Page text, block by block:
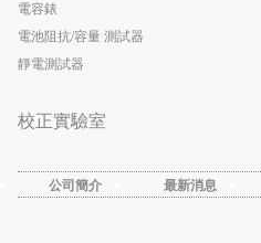
電容錶
電池阻抗/容量 測試器
靜電測試器
校正實驗室
公司簡介 最新消息